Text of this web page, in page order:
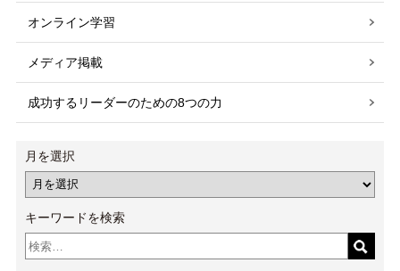
オンライン学習
メディア掲載
成功するリーダーのための8つの力
月を選択
キーワードを検索